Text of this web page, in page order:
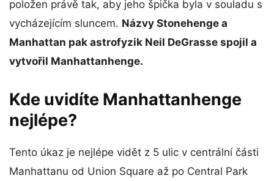
položen právě tak, aby jeho špička byla v souladu s
vycházejícím sluncem. Názvy Stonehenge a
Manhattan pak astrofyzik Neil DeGrasse spojil a
vytvořil Manhattanhenge.
Kde uvidíte Manhattanhenge
nejlépe?
Tento úkaz je nejlépe vidět z 5 ulic v centrální části
Manhattanu od Union Square až po Central Park